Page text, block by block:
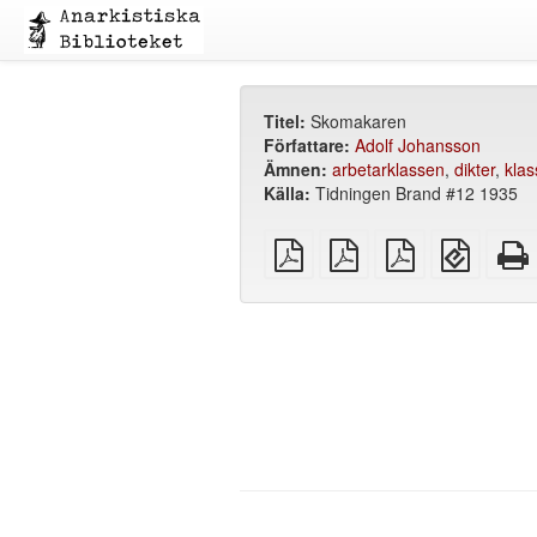
Titel: Skomakaren
Författare: Adolf Johansson
Ämnen: arbetarklassen, dikter,
Källa: Tidningen Brand #12 1935
plain
PDF
A4
imposed
Letter
imposed
EPUB
(för